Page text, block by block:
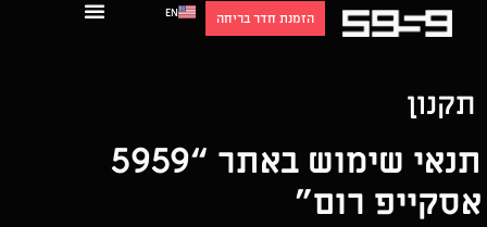
EN הזמנת חדר בריחה תקנון
תקנון
תנאי שימוש באתר “5959
אסקייפ רום”